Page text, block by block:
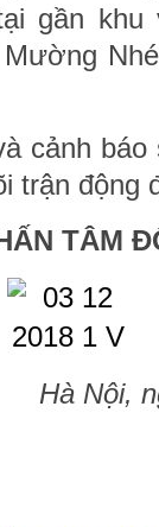
gần
cảnh
trận động
TÂM
Hà Nội,